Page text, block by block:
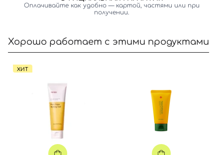
Оплачивайте как удобно — картой, частями или при
получении.
Хорошо работает с этими продуктами
ХИТ
Номер телефона